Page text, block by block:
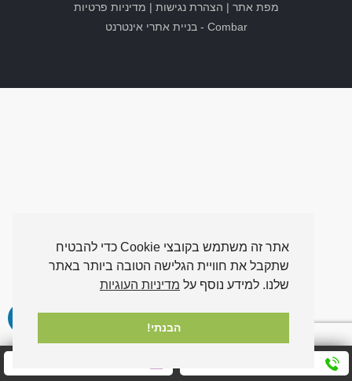
מפת אתר | הצהרת נגישות | מדיניות פרטיות
Combar
- בניית אתרי אינטרנט
אתר זה משתמש בקובצי Cookie כדי להבטיח
שתקבל את חוויית הגלישה הטובה ביותר באתר
שלנו. למידע נוסף על מדיניות העוגיות
הבנתי!